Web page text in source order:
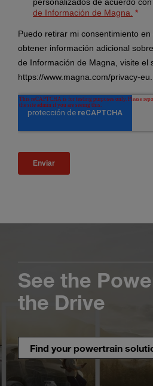
See the
the Drive
Find your powertrain